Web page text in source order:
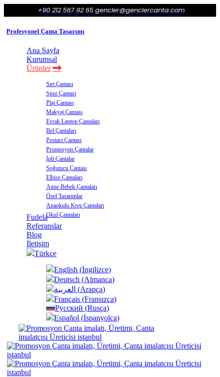
+90 212 567 92 65 gencler@genclercanta.com
Profesyonel Çanta Tasarımı
Ana Sayfa
Kurumsal
Ürünler
Sırt Çantası
Spor Çantası
Plaj Çantası
Makyaj Çantası
Evrak Laptop Çantaları
Bel Çantaları
Postacı Çantası
Promosyon Çantalar
İpli Çantalar
Soğutucu Çantası
Elbise Çantaları
Anne Bebek Çantaları
Özel Tasarımlar
Anaokulu Kreş Çantaları
Okul Çantaları
Fudela
Referanslar
Blog
İletişim
Türkçe
English (İngilizce)
Deutsch (Almanca)
العربية (Arapça)
Français (Fransızca)
Русский (Rusça)
Español (İspanyolca)